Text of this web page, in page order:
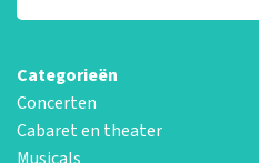
Categorieën
Concerten
Cabaret en theater